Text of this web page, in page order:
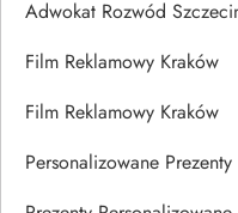
Adwokat Rozwód
Film Reklamowy Kraków
Film Reklamowy Kraków
Personalizowane